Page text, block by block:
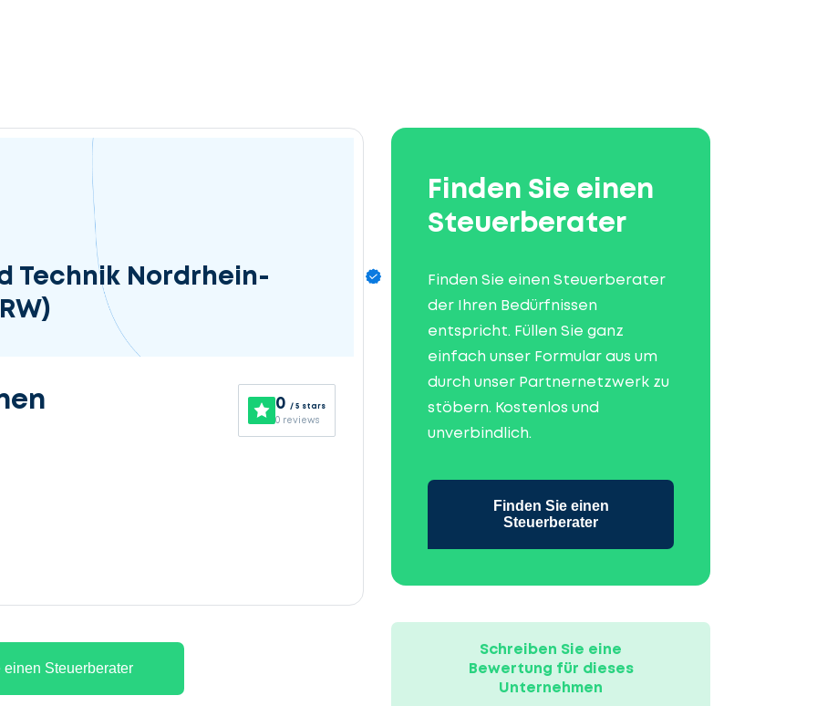
Technik Nordrhein-
0 / 5 stars
0 reviews
einen Steuerberater
Finden Sie einen
Steuerberater
Finden Sie einen Steuerberater
der Ihren Bedürfnissen
entspricht. Füllen Sie ganz
einfach unser Formular aus um
durch unser Partnernetzwerk zu
stöbern. Kostenlos und
unverbindlich.
Finden Sie einen
Steuerberater
Schreiben Sie eine
Bewertung für dieses
Unternehmen